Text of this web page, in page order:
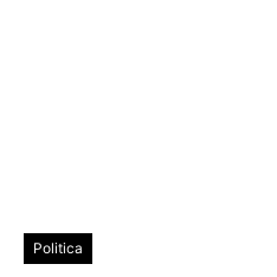
Politica